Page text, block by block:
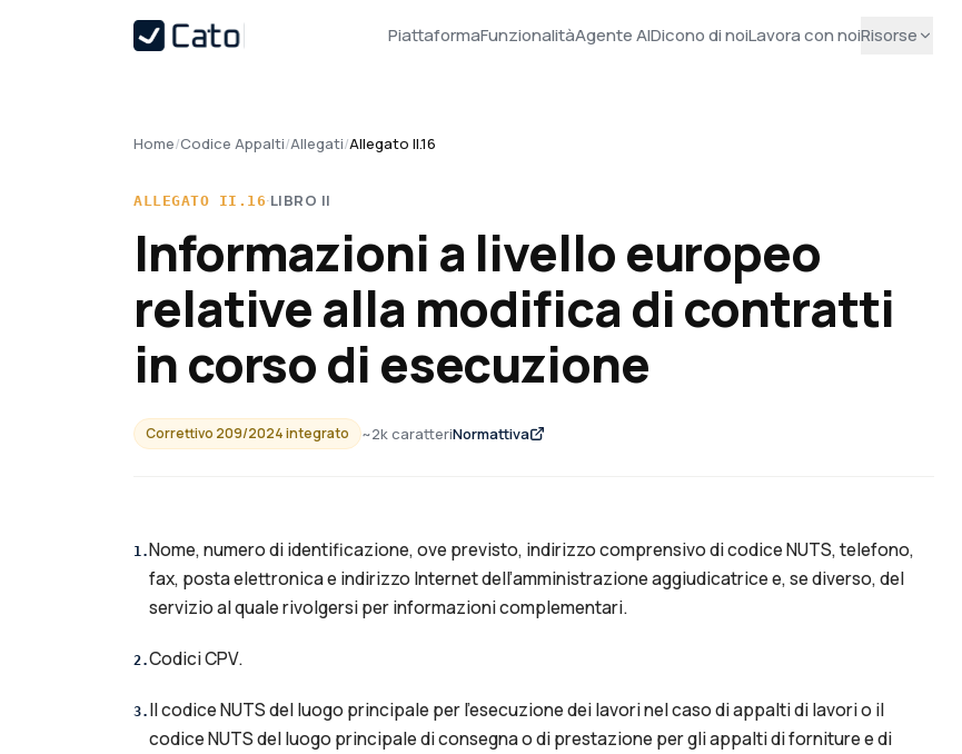
PiattaformaFunzionalitàAgente AIDicono di noiLavora con noiRisorse
Home/Codice Appalti/Allegati/Allegato II.16
ALLEGATO II.16·LIBRO II
Informazioni a livello europeo
relative alla modifica di contratti
in corso di esecuzione
Correttivo 209/2024 integrato ~2k caratteriNormattiva
1.Nome, numero di identificazione, ove previsto, indirizzo comprensivo di codice NUTS, telefono,
fax, posta elettronica e indirizzo Internet dell’amministrazione aggiudicatrice e, se diverso, del
servizio al quale rivolgersi per informazioni complementari.
2.Codici CPV.
3. Il codice NUTS del luogo principale per l’esecuzione dei lavori nel caso di appalti di lavori o il
codice NUTS del luogo principale di consegna o di prestazione per gli appalti di forniture e di